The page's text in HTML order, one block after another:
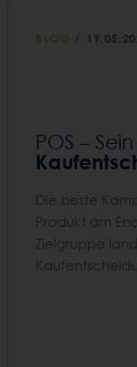
BLOG /
POS –
Die beste
Produkt am
Zielgruppe